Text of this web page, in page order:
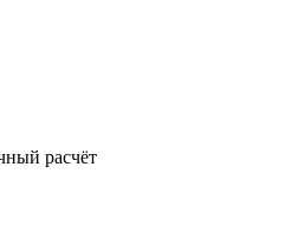
расчёт